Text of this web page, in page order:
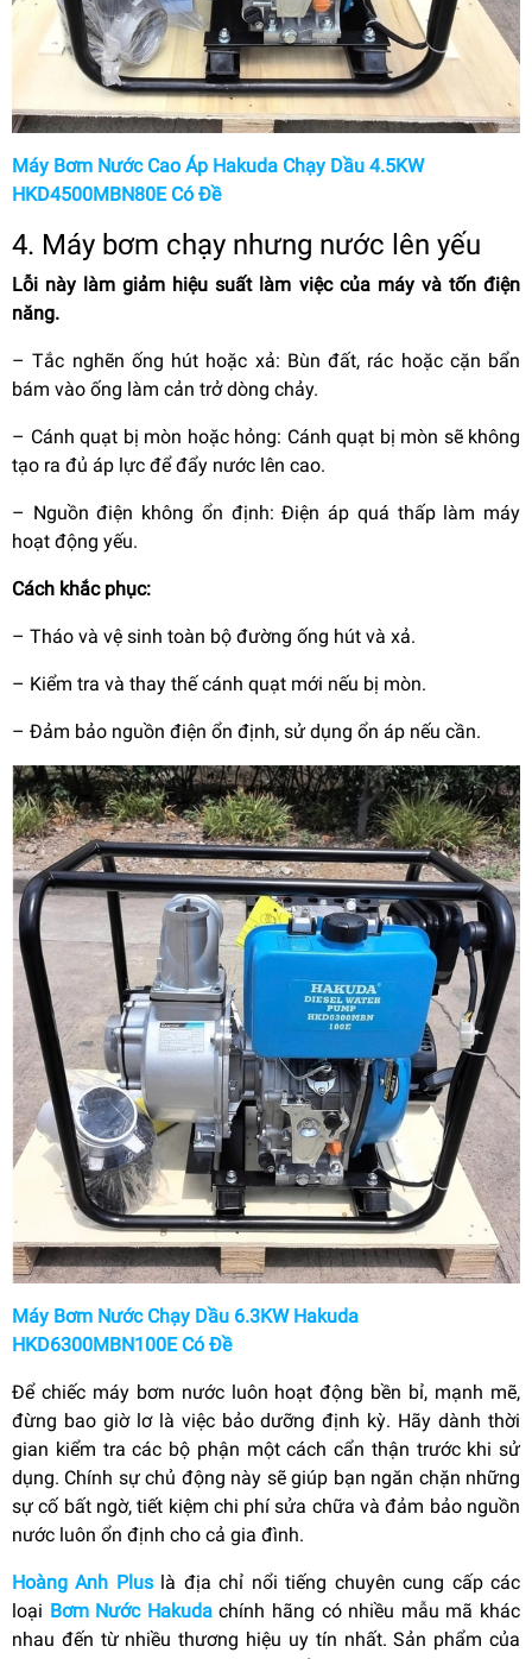
Máy Bơm Nước Cao Áp Hakuda Chạy Dầu 4.5KW
HKD4500MBN80E Có Đề
4. Máy bơm chạy nhưng nước lên yếu
Lỗi này làm giảm hiệu suất làm việc của máy và tốn điện
năng.
–Tắc nghẽn ống hút hoặc xả: Bùn đất, rác hoặc cặn bẩn
bám vào ống làm cản trở dòng chảy.
– Cánh quạt bị mòn hoặc hỏng: Cánh quạt bị mòn sẽ không
tạo ra đủ áp lực để đẩy nước lên cao.
– Nguồn điện không ổn định: Điện áp quá thấp làm máy
hoạt động yếu.
Cách khắc phục:
– Tháo và vệ sinh toàn bộ đường ống hút và xả.
– Kiểm tra và thay thế cánh quạt mới nếu bị mòn.
– Đảm bảo nguồn điện ổn định, sử dụng ổn áp nếu cần.
Máy Bơm Nước Chạy Dầu 6.3KW Hakuda
HKD6300MBN100E Có Đề
Để chiếc máy bơm nước luôn hoạt động bền bỉ, mạnh mẽ,
đừng bao giờ lơ là việc bảo dưỡng định kỳ. Hãy dành thời
gian kiểm tra các bộ phận một cách cẩn thận trước khi sử
dụng. Chính sự chủ động này sẽ giúp bạn ngăn chặn những
sự cố bất ngờ, tiết kiệm chi phí sửa chữa và đảm bảo nguồn
nước luôn ổn định cho cả gia đình.
Hoàng Anh Pluslà địa chỉ nổi tiếng chuyên cung cấp các
loại Bơm Nước Hakudachính hãng có nhiều mẫu mã khác
nhau đến từ nhiều thương hiệu uy tín nhất.Sản phẩm của